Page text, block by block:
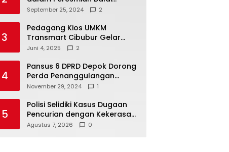
Warga di Sukamaju : Wadah
Aspirasi Masyarakat
September 25, 2024 2
3
Pedagang Kios UMKM
Transmart Cibubur Gelar
Family Gathering di Cisarua,
Kekompakan
Juni 4, 2025 2
4
Pansus 6 DPRD Depok Dorong
Perda Penanggulangan
Kebakaran untuk
November 29, 2024 1
5
Polisi Selidiki Kasus Dugaan
Pencurian dengan Kekerasan
di Counter HP Royal Phone
Agustus 7, 2026 0